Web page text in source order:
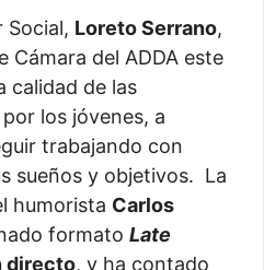
Social, Loreto Serrano,
Cámara del ADDA este
calidad de las
los jóvenes, a
trabajando con
sueños y objetivos. La
humorista Carlos
formato Late
directo, y ha contado